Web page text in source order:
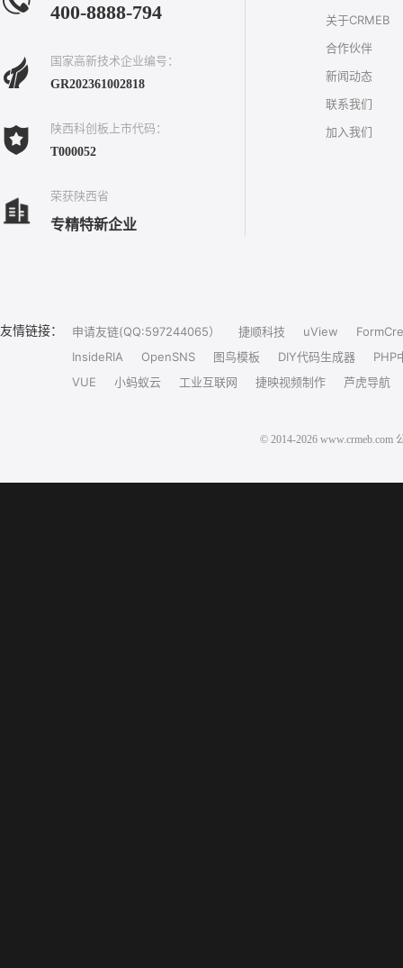
400-8888-794
国家高新技术企业编号：
GR202361002818
陕西科创板上市代码：
T000052
荣获陕西省
专精特新企业
关于CRMEB
合作伙伴
新闻动态
联系我们
加入我们
友情链接： 申请友链(QQ:597244065） 捷顺科技 uView
InsideRIA
OpenSNS 图鸟模板 DIY代码生成器
PHP
VUE
小蚂蚁云 工业互联网 捷映视频制作 芦虎导航
© 2014-2026